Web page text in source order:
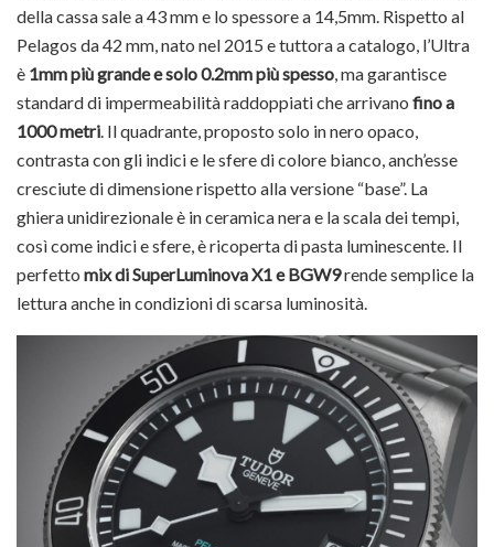
della cassa sale a 43 mm e lo spessore a 14,5mm. Rispetto al
Pelagos da 42 mm, nato nel 2015 e tuttora a catalogo, l’Ultra
è 1mm più grande e solo 0.2mm più spesso, ma garantisce
standard di impermeabilità raddoppiati che arrivano fino a
1000 metri. Il quadrante, proposto solo in nero opaco,
contrasta con gli indici e le sfere di colore bianco, anch’esse
cresciute di dimensione rispetto alla versione “base”. La
ghiera unidirezionale è in ceramica nera e la scala dei tempi,
così come indici e sfere, è ricoperta di pasta luminescente. Il
perfetto mix di SuperLuminova X1 e BGW9rende semplice la
lettura anche in condizioni di scarsa luminosità.